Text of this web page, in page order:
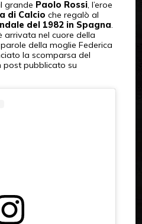
grande Paolo Rossi, l’eroe
di Calcio che regalò al
del 1982 in Spagna.
arrivata nel cuore della
della moglie Federica
la scomparsa del
post pubblicato su